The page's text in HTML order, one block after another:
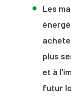
Les
plus
et à
futur